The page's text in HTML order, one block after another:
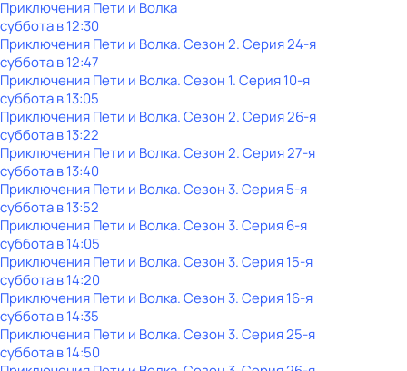
Приключения Пети и Волка
субботав12:30
Приключения Пети и Волка. Сезон 2. Серия 24-я
субботав12:47
Приключения Пети и Волка. Сезон 1. Серия 10-я
субботав13:05
Приключения Пети и Волка. Сезон 2. Серия 26-я
субботав13:22
Приключения Пети и Волка. Сезон 2. Серия 27-я
субботав13:40
Приключения Пети и Волка. Сезон 3. Серия 5-я
субботав13:52
Приключения Пети и Волка. Сезон 3. Серия 6-я
субботав14:05
Приключения Пети и Волка. Сезон 3. Серия 15-я
субботав14:20
Приключения Пети и Волка. Сезон 3. Серия 16-я
субботав14:35
Приключения Пети и Волка. Сезон 3. Серия 25-я
субботав14:50